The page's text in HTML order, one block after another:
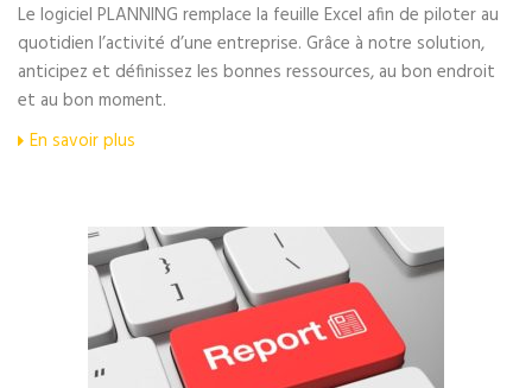
Le logiciel PLANNING remplace la feuille Excel afin de piloter au
quotidien l’activité d’une entreprise. Grâce à notre solution,
anticipez et définissez les bonnes ressources, au bon endroit
et au bon moment.
En savoir plus